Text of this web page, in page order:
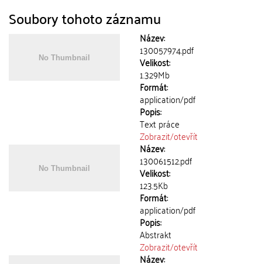
Soubory tohoto záznamu
Název:
130057974.pdf
Velikost:
1.329Mb
Formát:
application/pdf
Popis:
Text práce
Zobrazit/otevřít
Název:
130061512.pdf
Velikost:
123.5Kb
Formát:
application/pdf
Popis:
Abstrakt
Zobrazit/otevřít
Název: